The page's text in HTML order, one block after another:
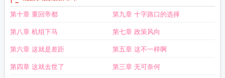
历程
动力为先能源 动力 能源动力的发展前景能源强国之路什么是能源与动力
的英语论文谈能源动力的发展
第十章 重回帝都 第九章 十字路口的选择
第八章 机组下马 第七章 政策风向
第六章 这就是差距 第五章 这不一样啊
第四章 这就去世了 第三章 无可奈何